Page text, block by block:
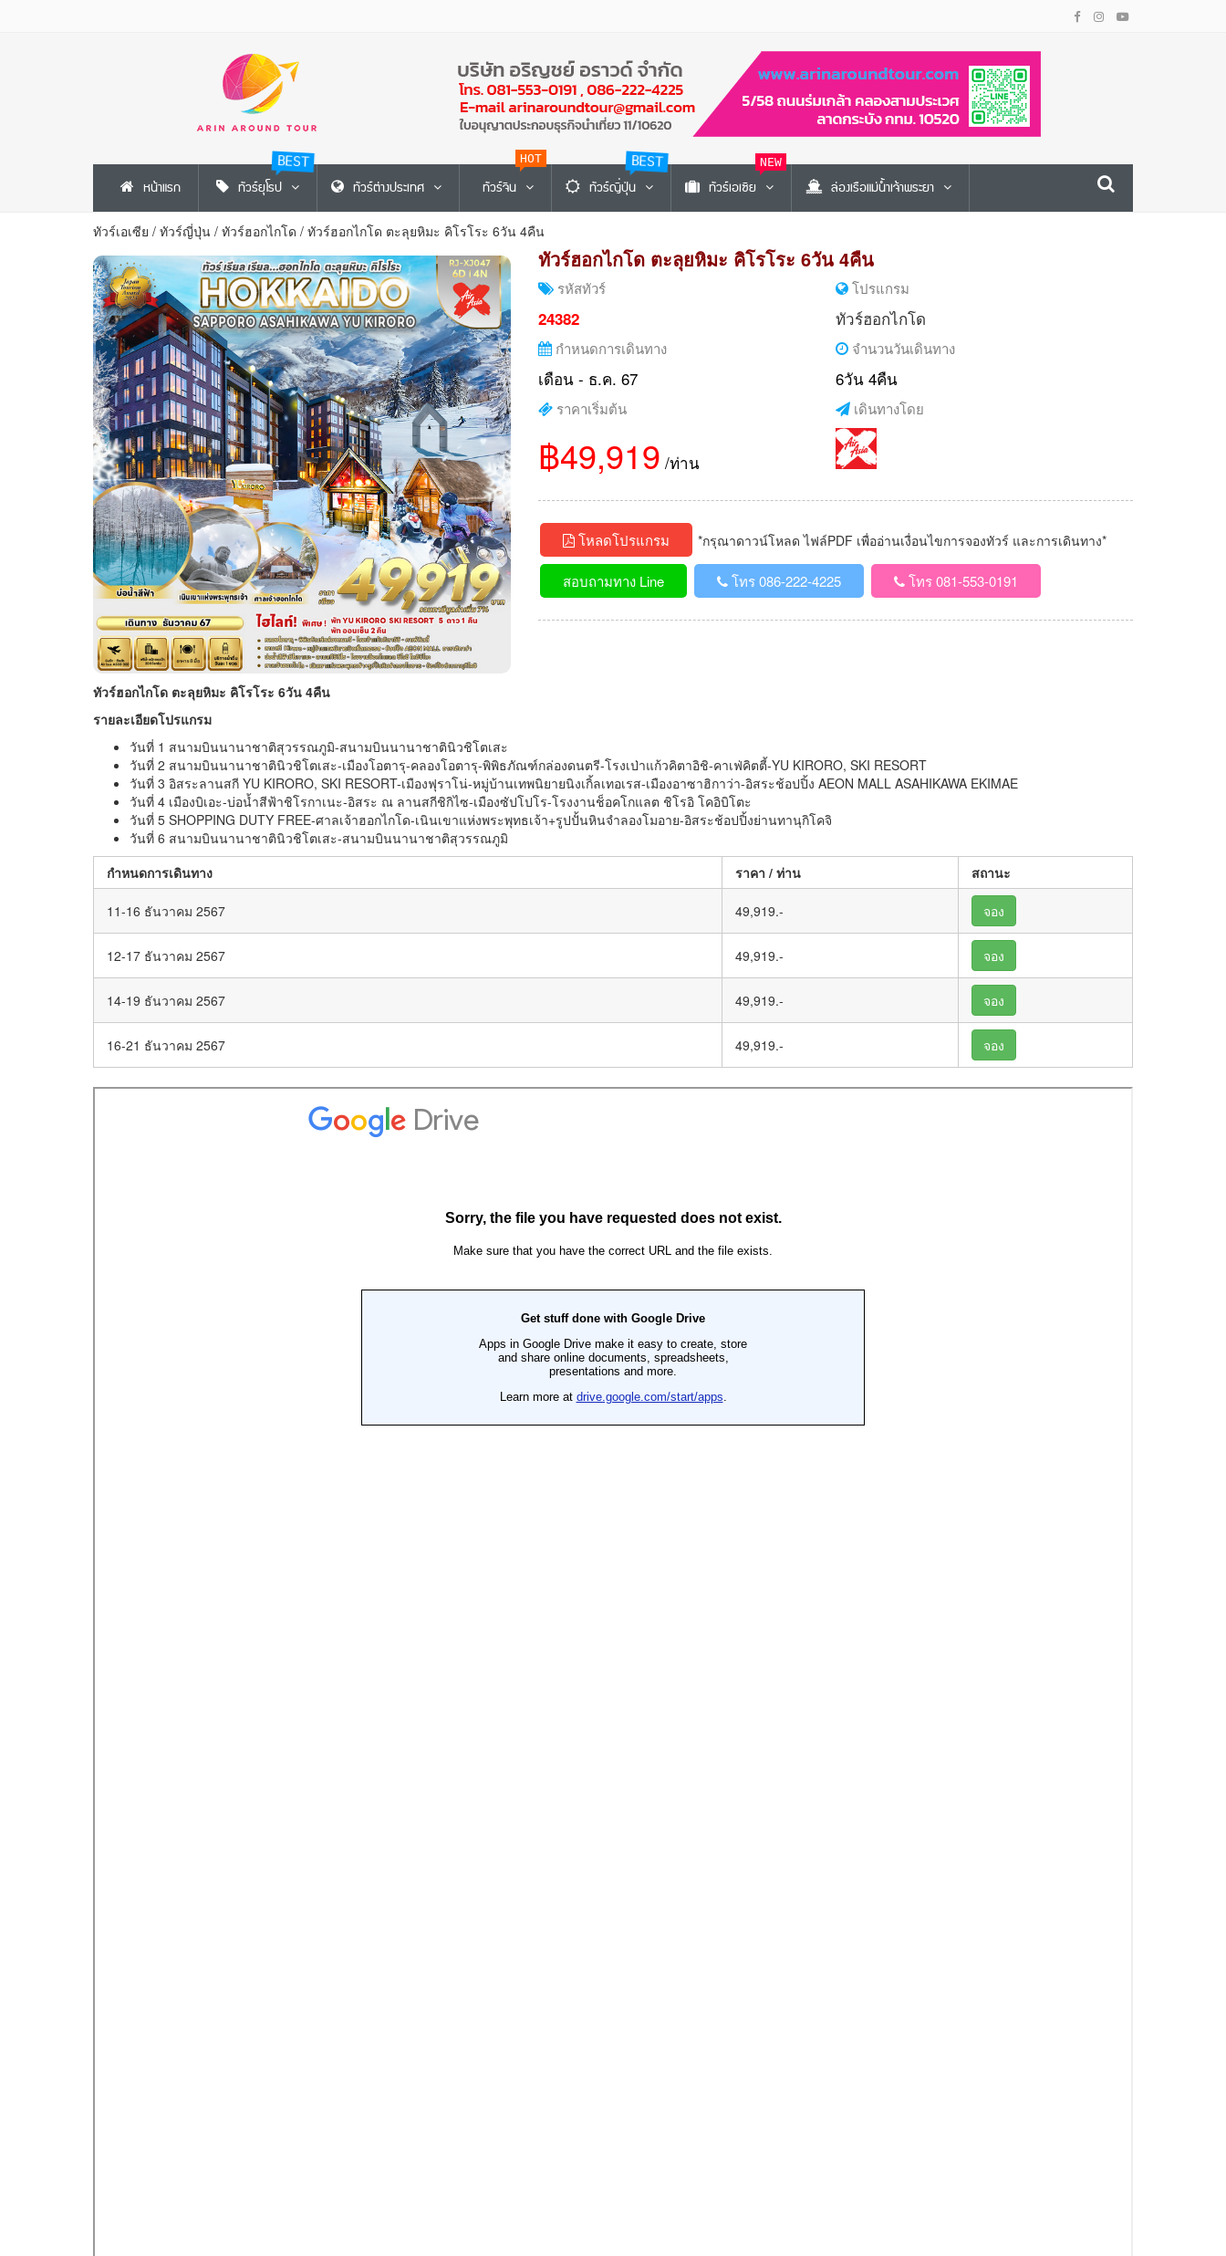
หน้าแรก ทัวร์ยุโรป
BEST
ทัวร์ต่างประเทศ ทัวร์จีน
HOT
ทัวร์ญี่ปุ่น
BEST
ทัวร์เอเซีย
NEW
ล่องเรือแม่น้ำเจ้าพระยา
ทัวร์เอเซีย / ทัวร์ญี่ปุ่น / ทัวร์ฮอกไกโด / ทัวร์ฮอกไกโด ตะลุยหิมะ คิโรโระ 6วัน 4คืน
ทัวร์ฮอกไกโด ตะลุยหิมะ คิโรโระ 6วัน 4คืน
รหัสทัวร์
24382
โปรแกรม
ทัวร์ฮอกไกโด
กำหนดการเดินทาง
เดือน - ธ.ค. 67
จำนวนวันเดินทาง
6วัน 4คืน
ราคาเริ่มต้น
฿49,919 /ท่าน
เดินทางโดย
โหลดโปรแกรม *กรุณาดาวน์โหลด ไฟล์PDF เพื่ออ่านเงื่อนไขการจองทัวร์ และการเดินทาง*
สอบถามทาง Line โทร 086-222-4225 โทร 081-553-0191
ทัวร์ฮอกไกโด ตะลุยหิมะ คิโรโระ 6วัน 4คืน
รายละเอียดโปรแกรม
วันที่ 1 สนามบินนานาชาติสุวรรณภูมิ-สนามบินนานาชาตินิวชิโตเสะ
วันที่ 2 สนามบินนานาชาตินิวชิโตเสะ-เมืองโอตารุ-คลองโอตารุ-พิพิธภัณฑ์กล่องดนตรี-โรงเป่าแก้วคิตาอิชิ-คาเฟ่คิตตี้-YU KIRORO, SKI RESORT
วันที่ 3 อิสระลานสกี YU KIRORO, SKI RESORT-เมืองฟุราโน่-หมู่บ้านเทพนิยายนิงเกิ้ลเทอเรส-เมืองอาซาฮิกาว่า-อิสระช้อปปิ้ง AEON MALL ASAHIKAWA EKIMAE
วันที่ 4 เมืองบิเอะ-บ่อน้ำสีฟ้าชิโรกาเนะ-อิสระ ณ ลานสกีชิกิไซ-เมืองซัปโปโร-โรงงานช็อคโกแลต ชิโรอิ โคอิบิโตะ
วันที่ 5 SHOPPING DUTY FREE-ศาลเจ้าฮอกไกโด-เนินเขาแห่งพระพุทธเจ้า+รูปปั้นหินจำลองโมอาย-อิสระช้อปปิ้งย่านทานุกิโคจิ
วันที่ 6 สนามบินนานาชาตินิวชิโตเสะ-สนามบินนานาชาติสุวรรณภูมิ
กำหนดการเดินทาง
ราคา / ท่าน สถานะ
11-16 ธันวาคม 2567 49,919.- จอง
12-17 ธันวาคม 2567 49,919.- จอง
14-19 ธันวาคม 2567 49,919.- จอง
16-21 ธันวาคม 2567 49,919.- จอง